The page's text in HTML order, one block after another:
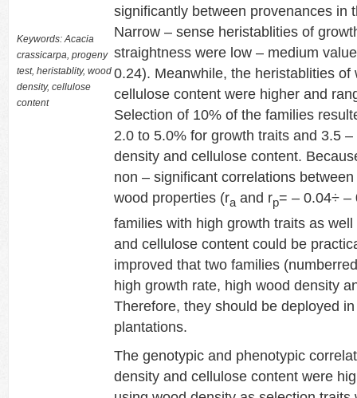
Keywords: Acacia
crassicarpa, progeny
test, heristablity, wood
density, cellulose
content
significantly between provenances in
Narrow – sense heristablities of
straightness were low – medium
0.24). Meanwhile, the heristablities of
cellulose content were higher and
Selection of 10% of the families
2.0 to 5.0% for growth traits and 3.5
density and cellulose content.
non – significant correlations
wood properties (ra and rp= – 0.04÷ –
families with high growth traits as
and cellulose content could be
improved that two families
high growth rate, high wood density
Therefore, they should be deployed
plantations.
The genotypic and phenotypic
density and cellulose content were